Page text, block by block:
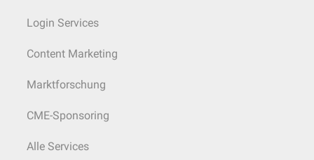
Login Services
Content Marketing
Marktforschung
CME-Sponsoring
Alle Services